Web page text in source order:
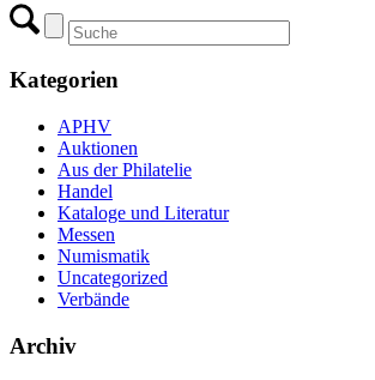
Kategorien
APHV
Auktionen
Aus der Philatelie
Handel
Kataloge und Literatur
Messen
Numismatik
Uncategorized
Verbände
Archiv